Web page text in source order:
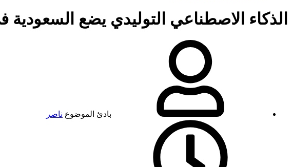
الذكاء الاصطناعي التوليدي يضع
بادئ الموضوع ناصر